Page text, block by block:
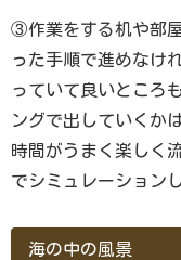
③作業をする机や部
った手順で進めなけ
っていて良いところ
ングで出していくか
時間がうまく楽しく
でシミュレーション
海の中の風景